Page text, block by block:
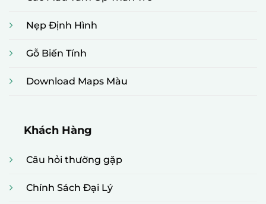
Nẹp Định Hình
Gỗ Biến Tính
Download Maps Màu
Khách Hàng
Câu hỏi thường gặp
Chính Sách Đại Lý